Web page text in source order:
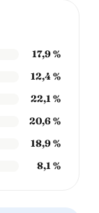
17,9 %
12,4 %
22,1 %
20,6 %
18,9 %
8,1 %